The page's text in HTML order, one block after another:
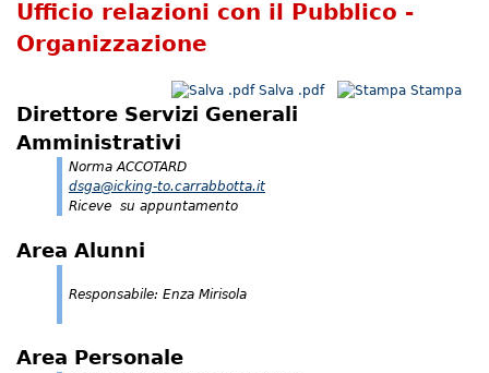
Ufficio relazioni con il Pubblico -
Organizzazione
Stampa
Salva .pdf
Direttore Servizi Generali
Amministrativi
Norma ACCOTARD
dsga@icking-to.carrabbotta.it
Riceve su appuntamento
Area Alunni
Responsabile: Enza Mirisola
Area Personale